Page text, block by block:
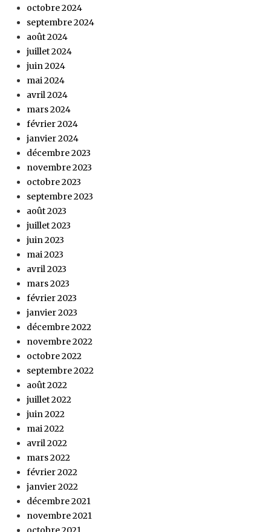
octobre 2024
septembre 2024
août 2024
juillet 2024
juin 2024
mai 2024
avril 2024
mars 2024
février 2024
janvier 2024
décembre 2023
novembre 2023
octobre 2023
septembre 2023
août 2023
juillet 2023
juin 2023
mai 2023
avril 2023
mars 2023
février 2023
janvier 2023
décembre 2022
novembre 2022
octobre 2022
septembre 2022
août 2022
juillet 2022
juin 2022
mai 2022
avril 2022
mars 2022
février 2022
janvier 2022
décembre 2021
novembre 2021